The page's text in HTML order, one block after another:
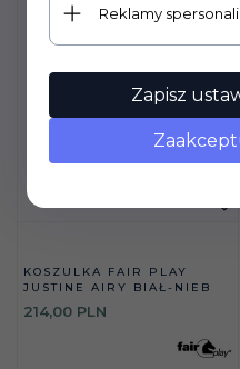
KOSZULKA FAIR PLAY
JUSTINE AIRY BIAŁ-NIEB
214,00 PLN
Reklamy
Zapisz